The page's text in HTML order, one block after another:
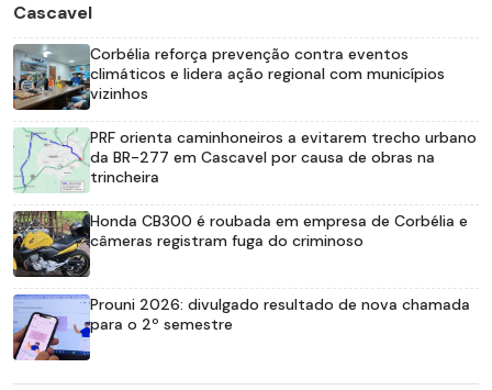
Cascavel
Corbélia reforça prevenção contra eventos
climáticos e lidera ação regional com municípios
vizinhos
PRF orienta caminhoneiros a evitarem trecho urbano
da BR-277 em Cascavel por causa de obras na
trincheira
Honda CB300 é roubada em empresa de Corbélia e
câmeras registram fuga do criminoso
Prouni 2026: divulgado resultado de nova chamada
para o 2º semestre